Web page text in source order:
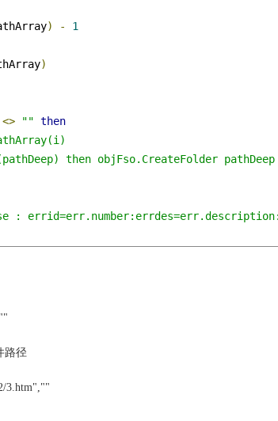
) -
1
)
<> "" then
then objFso.CreateFolder pathDeep
:
路径
3.htm",""